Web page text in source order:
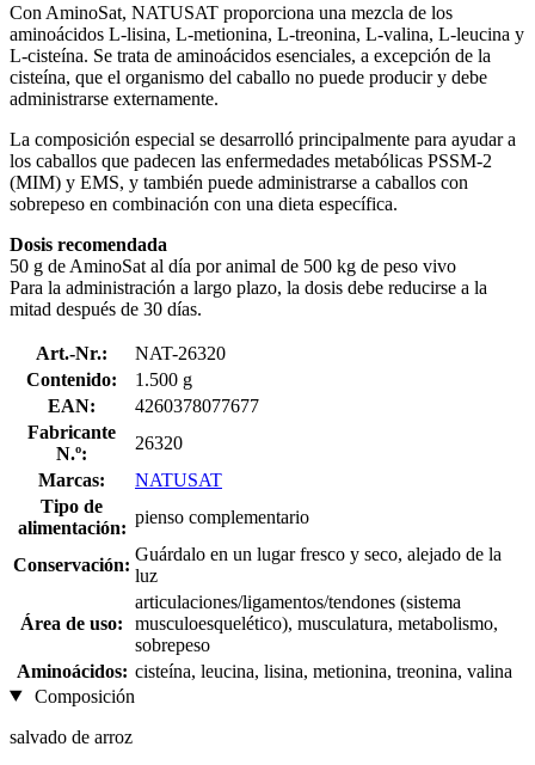
Con AminoSat, NATUSAT proporciona una mezcla de los
aminoácidos L-lisina, L-metionina, L-treonina, L-valina, L-leucina y
L-cisteína. Se trata de aminoácidos esenciales, a excepción de la
cisteína, que el organismo del caballo no puede producir y debe
administrarse externamente.
La composición especial se desarrolló principalmente para ayudar a
los caballos que padecen las enfermedades metabólicas PSSM-2
(MIM) y EMS, y también puede administrarse a caballos con
sobrepeso en combinación con una dieta específica.
Dosis recomendada
50 g de AminoSat al día por animal de 500 kg de peso vivo
Para la administración a largo plazo, la dosis debe reducirse a la
mitad después de 30 días.
Art.-Nr.:
NAT-26320
Contenido:
1.500 g
EAN:
4260378077677
Fabricante
N.º:
26320
Marcas:
NATUSAT
Tipo de
alimentación:
pienso complementario
Conservación:
Guárdalo en un lugar fresco y seco, alejado de la
luz
Área de uso:
articulaciones/ligamentos/tendones (sistema
musculoesquelético), musculatura, metabolismo,
sobrepeso
Aminoácidos: cisteína, leucina, lisina, metionina, treonina, valina
Composición
salvado de arroz